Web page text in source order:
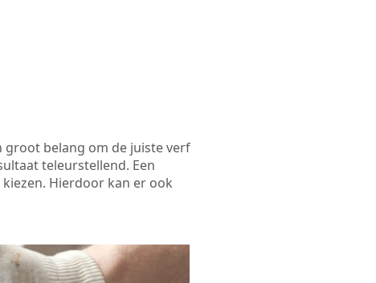
groot belang om de juiste verf
teleurstellend. Een
Hierdoor kan er ook